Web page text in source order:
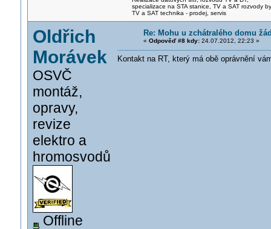
specializace na STA stanice, TV a SAT rozvody
TV a SAT technika - prodej, servis
Oldřich
Morávek
OSVČ
montáž,
opravy,
revize
elektro a
hromosvodů
Offline
Re: Mohu u zchátralého domu
« Odpověď #8 kdy:24.07.2012, 22:23 »
Kontakt na RT, který má obě oprávnění